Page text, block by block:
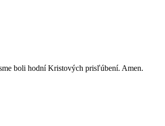
boli hodní Kristových prisľúbení. Amen.